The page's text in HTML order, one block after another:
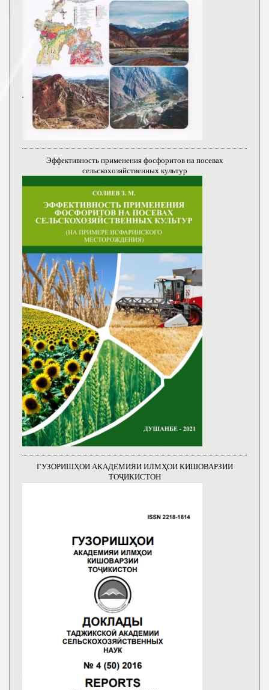
Эффективность применения фосфоритов на посевах
сельскохозяйственных культур
ГУЗОРИШҲОИ АКАДЕМИЯИ ИЛМҲОИ КИШОВАРЗИИ
ТОҶИКИСТОН